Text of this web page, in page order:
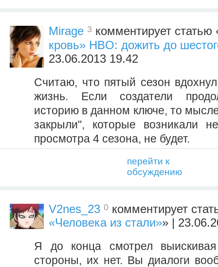
Mirage 3 комментирует статью
кровь» HBO: дожить до
23.06.2013 19.42
Считаю, что пятый сезон
жизнь. Если создатели
историю в данном ключе, то
закрыли", которые возникали
просмотра 4 сезона, не будет.
перейти к
обсуждению
V2nes_23 0 комментирует
«Человека из стали»» |
Я до конца смотрел выискивая
стороны, их нет. Вы диалоги